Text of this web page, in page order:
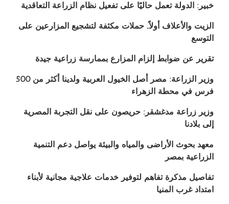
خبير: الدولة تعمل حاليًا على تفعيل نظام الزراعة التعاقدية
الزيت والأعلاف أولاً.. حملات مكثفة لتشجيع المزارعين على
التوسع
تقرير عن ضوابط إلزام المزارع بممارسة زراعية جيدة
وزير الزراعة: مصر أصل الخيول العربية ولدينا أكثر من 500
فرس في محطة الزهراء
وزير زراعة مدغشقر: حريصون على نقل التجربة المصرية
إلى بلادنا
معهد بحوث الأراضى والمياه والبيئة يواصل دعم التنمية
الزراعية بمصر
تفاصيل مذكرة تفاهم لتوفير خدمات علاجية مجانية لأبناء
امتداد غرب المنيا